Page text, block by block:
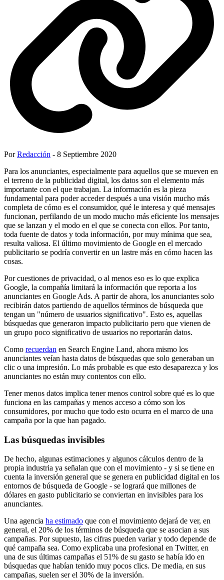
PorRedacción - 8 Septiembre 2020
Para los anunciantes, especialmente para aquellos que se mueven en
el terreno de la publicidad digital, los datos son el elemento más
importante con el que trabajan. La información es la pieza
fundamental para poder acceder después a una visión mucho más
completa de cómo es el consumidor, qué le interesa y qué mensajes
funcionan, perfilando de un modo mucho más eficiente los mensajes
que se lanzan y el modo en el que se conecta con ellos. Por tanto,
toda fuente de datos y toda información, por muy mínima que sea,
resulta valiosa. El último movimiento de Google en el mercado
publicitario se podría convertir en un lastre más en cómo hacen las
cosas.
Por cuestiones de privacidad, o al menos eso es lo que explica
Google, la compañía limitará la información que reporta a los
anunciantes en Google Ads. A partir de ahora, los anunciantes solo
recibirán datos partiendo de aquellos términos de búsqueda que
tengan un "número de usuarios significativo". Esto es, aquellas
búsquedas que generaron impacto publicitario pero que vienen de
un grupo poco significativo de usuarios no reportarán datos.
Como recuerdan en Search Engine Land, ahora mismo los
anunciantes veían hasta datos de búsquedas que solo generaban un
clic o una impresión. Lo más probable es que esto desaparezca y los
anunciantes no están muy contentos con ello.
Tener menos datos implica tener menos control sobre qué es lo que
funciona en las campañas y menos acceso a cómo son los
consumidores, por mucho que todo esto ocurra en el marco de una
campaña por la que han pagado.
Las búsquedas invisibles
De hecho, algunas estimaciones y algunos cálculos dentro de la
propia industria ya señalan que con el movimiento - y si se tiene en
cuenta la inversión general que se genera en publicidad digital en los
entornos de búsqueda de Google - se logrará que millones de
dólares en gasto publicitario se conviertan en invisibles para los
anunciantes.
Una agencia ha estimado que con el movimiento dejará de ver, en
general, el 20% de los términos de búsqueda que se asocian a sus
campañas. Por supuesto, las cifras pueden variar y todo depende de
qué campaña sea. Como explicaba una profesional en Twitter, en
una de sus últimas campañas el 51% de su gasto se había ido en
búsquedas que habían tenido muy pocos clics. De media, en sus
campañas, suelen ser el 30% de la inversión.